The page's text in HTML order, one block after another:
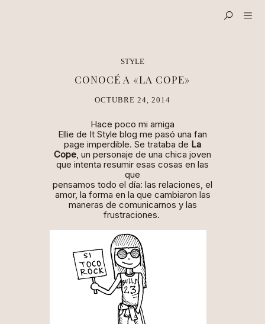
STYLE
CONOCÉ A «LA COPE»
OCTUBRE 24, 2014
Hace poco mi amiga
Ellie de It Style blog me pasó una fan
page imperdible. Se trataba de La
Cope, un personaje de una chica joven
que intenta resumir esas cosas en las
que
pensamos todo el día: las relaciones, el
amor, la forma en la que cambiaron las
maneras de comunicarnos y las
frustraciones.